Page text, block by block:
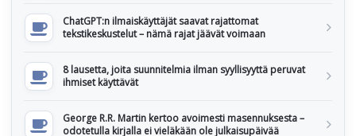
ChatGPT:n ilmaiskäyttäjät saavat rajattomat
tekstikeskustelut – nämä rajat jäävät voimaan
8 lausetta, joita suunnitelmia ilman syyllisyyttä peruvat
ihmiset käyttävät
George R.R. Martin kertoo avoimesti masennuksesta –
odotetulla kirjalla ei vieläkään ole julkaisupäivää